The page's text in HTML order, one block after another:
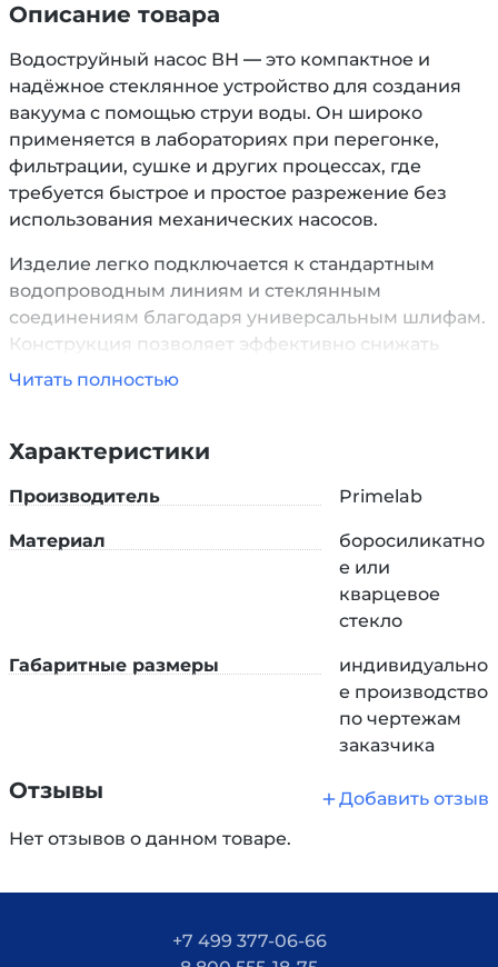
Описание товара
Водоструйный насос ВН — это компактное и
надёжное стеклянное устройство для создания
вакуума с помощью струи воды. Он широко
применяется в лабораториях при перегонке,
фильтрации, сушке и других процессах, где
требуется быстрое и простое разрежение без
использования механических насосов.
Изделие легко подключается к стандартным
водопроводным линиям и стеклянным
соединениям благодаря универсальным шлифам.
Конструкция позволяет эффективно снижать
давление в системе, не допуская загрязнений и
и устойчив к воздействию кислот, щелочей и
выдув изделий из стекла по индивидуальным
чертежам и размерам заказчика. В качестве
сырья может быть использовано кварцевое или
Читать полностью
Характеристики
Производитель Primelab
Материал
боросиликатно
е или
кварцевое
стекло
Габаритные размеры
индивидуально
е производство
по чертежам
заказчика
Отзывы
Добавить отзыв
Нет отзывов о данном товаре.
+7 499 377-06-66